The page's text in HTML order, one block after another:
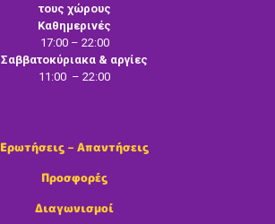
τους χώρους
Καθημερινές
17:00 – 22:00
Σαββατοκύριακα & αργίες
11:00 – 22:00
Ερωτήσεις – Απαντήσεις
Προσφορές
Διαγωνισμοί